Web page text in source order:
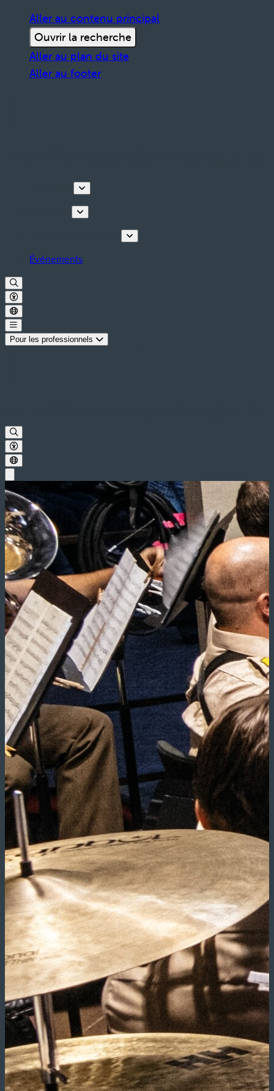
Aller au contenu principal
Ouvrir la recherche
Aller au plan du site
Aller au footer
Événements
Pour les professionnels